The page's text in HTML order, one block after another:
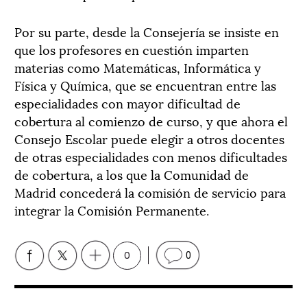
Por su parte, desde la Consejería se insiste en
que los profesores en cuestión imparten
materias como Matemáticas, Informática y
Física y Química, que se encuentran entre las
especialidades con mayor dificultad de
cobertura al comienzo de curso, y que ahora el
Consejo Escolar puede elegir a otros docentes
de otras especialidades con menos dificultades
de cobertura, a los que la Comunidad de
Madrid concederá la comisión de servicio para
integrar la Comisión Permanente.
0 0